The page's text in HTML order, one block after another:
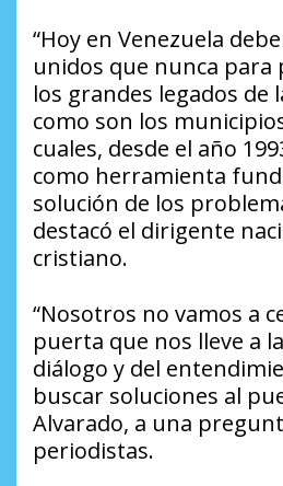
“Hoy en Venezuela
unidos que nunca para
los grandes legados de
como son los
cuales, desde el año
como herramienta
solución de los
destacó el dirigente
cristiano.
“Nosotros no vamos a
puerta que nos lleve a
diálogo y del
buscar soluciones al
Alvarado, a una
periodistas.